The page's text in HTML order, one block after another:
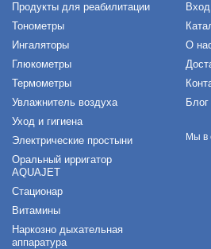
Продукты для реабилитации
Тонометры
Ингаляторы
Глюкометры
Термометры
Увлажнитель воздуха
Уход и гигиена
Электрические простыни
Оральный ирригатор
AQUAJET
Стационар
Витамины
Наркозно дыхательная
аппаратура
О
Блог
Мы в